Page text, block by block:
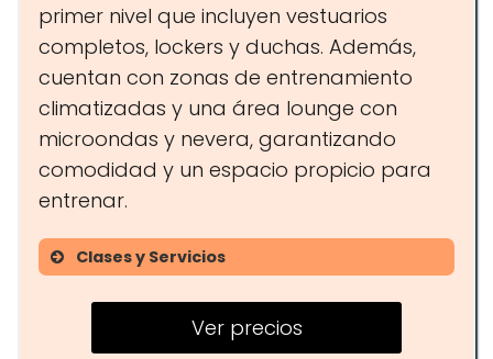
primer nivel que incluyen vestuarios
completos, lockers y duchas. Además,
cuentan con zonas de entrenamiento
climatizadas y una área lounge con
microondas y nevera, garantizando
comodidad y un espacio propicio para
entrenar.
Clases y Servicios
Clases de CrossFit
Entrenamiento personal
Ver precios